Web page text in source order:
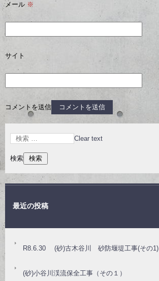
メール ※
サイト
コメントを送信
Clear text
検索
最近の投稿
R8.6.30 (砂)古木谷川 砂防堰堤工事(その1)
(砂)小谷川渓流保全工事（その１）